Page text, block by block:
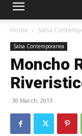
Home Salsa
Salsa Contemporanea
Moncho
30 March, 2013